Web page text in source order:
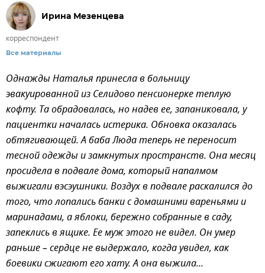
Ирина Мезенцева
корреспондент
Все материалы
Однажды Наталья принесла в больницу
эвакуированной из Селидово пенсионерке теплую
кофту. Та обрадовалась, но надев ее, запаниковала, у
пациентки началась истерика. Обновка оказалась
обтягивающей. А баба Люда теперь не переносит
тесной одежды и замкнутых пространств. Она месяц
просидела в подвале дома, который напалмом
выжигали вэсэушники. Воздух в подвале раскалился до
того, что лопались банки с домашними вареньями и
маринадами, а яблоки, бережно собранные в саду,
запеклись в ящике. Ее муж этого не видел. Он умер
раньше – сердце не выдержало, когда увидел, как
боевики сжигают его хату. А она выжила...